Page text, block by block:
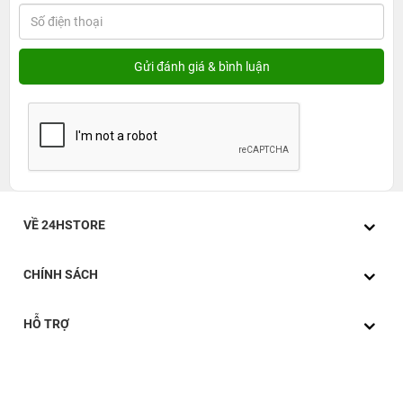
kỳ đâu mà không cần lo lắng về việc cồng kềnh hay nặng
VỀ 24HSTORE
CHÍNH SÁCH
HỖ TRỢ